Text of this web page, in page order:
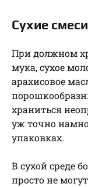
Сухие
При должном
мука, сухое
арахисовое
храниться
уж точно
упаковках.
В сухой среде
просто не